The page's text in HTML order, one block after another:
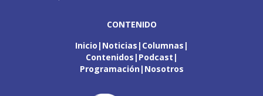
CONTENIDO
Inicio Noticias Columnas
Contenidos Podcast
Programación Nosotros